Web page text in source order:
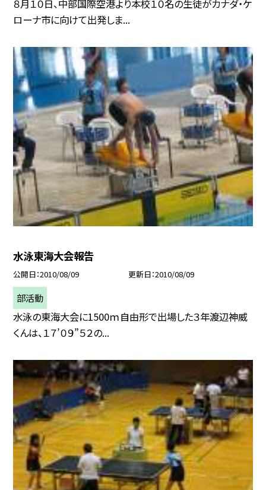
８月１０日、中部国際空港より本校１０名の生徒がカナダ・ケ
ローナ市に向けて出発しま...
水泳東海大会報告
公開日 2010/08/09 更新日 2010/08/09
部活動
水泳の東海大会に1500ｍ自由形で出場した３年渡辺神威
くんは、１７’０９”５２の...